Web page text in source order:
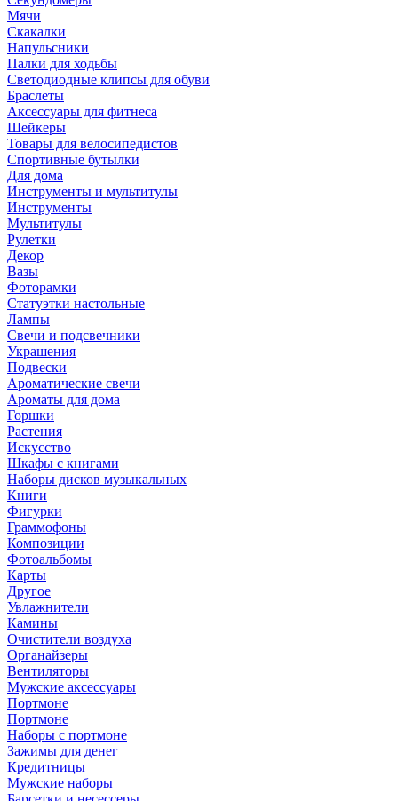
Мячи
Скакалки
Напульсники
Палки для ходьбы
Светодиодные клипсы для обуви
Браслеты
Аксессуары для фитнеса
Шейкеры
Товары для велосипедистов
Спортивные бутылки
Для дома
Инструменты и мультитулы
Инструменты
Мультитулы
Рулетки
Декор
Вазы
Фоторамки
Статуэтки настольные
Лампы
Свечи и подсвечники
Украшения
Подвески
Ароматические свечи
Ароматы для дома
Горшки
Растения
Искусство
Шкафы с книгами
Наборы дисков музыкальных
Книги
Фигурки
Граммофоны
Композиции
Фотоальбомы
Карты
Другое
Увлажнители
Камины
Очистители воздуха
Органайзеры
Вентиляторы
Мужские аксессуары
Портмоне
Портмоне
Наборы с портмоне
Зажимы для денег
Кредитницы
Мужские наборы